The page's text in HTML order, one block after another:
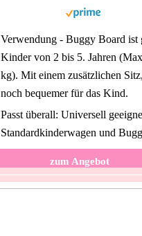
Verwendung - Buggy Board ist
Kinder von 2 bis 5. Jahren
kg). Mit einem zusätzlichen
noch bequemer für das Kind.
Passt überall: Universell
Standardkinderwagen und
zum Angebot